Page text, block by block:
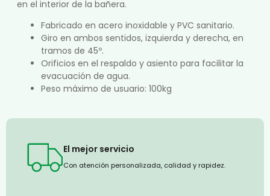
en el interior de la bañera.
Fabricado en acero inoxidable y PVC sanitario.
Giro en ambos sentidos, izquierda y derecha, en
tramos de 45º.
Orificios en el respaldo y asiento para facilitar la
evacuación de agua.
Peso máximo de usuario: 100kg
El mejor servicio
Con atención personalizada, calidad y rapidez.